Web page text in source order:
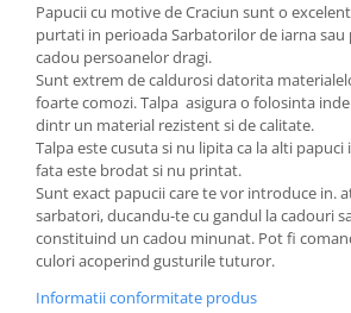
Papucii cu motive de Craciun sunt o
purtati in perioada Sarbatorilor de iarna
cadou persoanelor dragi.
Sunt extrem de caldurosi datorita
foarte comozi. Talpa asigura o folosinta
dintr un material rezistent si de calitate.
Talpa este cusuta si nu lipita ca la alti
fata este brodat si nu printat.
Sunt exact papucii care te vor introduce in.
sarbatori, ducandu-te cu gandul la cadouri
constituind un cadou minunat. Pot fi
culori acoperind gusturile tuturor.
Informatii conformitate produs